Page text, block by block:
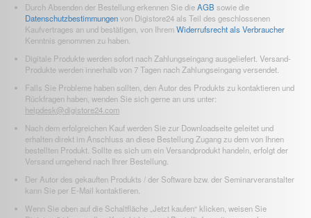
Durch Absenden der Bestellung erkennen Sie dieAGB sowie die
Datenschutzbestimmungenvon Digistore24 als Teil des geschlossenen
Kaufvertrages an und bestätigen, von IhremWiderrufsrecht als Verbraucher
Kenntnis genommen zu haben.
Digitale Produkte werden sofort nach Zahlungseingang ausgeliefert. Versand-
Produkte werden innerhalb von 7 Tagen nach Zahlungseingang versendet.
Falls Sie Probleme haben sollten, den Autor des Produkts zu kontaktieren und
Rückfragen haben, wenden Sie sich gerne an uns unter:
helpdesk@digistore24.com
Nach dem erfolgreichen Kauf werden Sie zur Downloadseite geleitet und
erhalten direkt im Anschluss an diese Bestellung Zugang zu dem von Ihnen
bestellten Produkt. Sollte es sich um ein Versandprodukt handeln, erfolgt der
Versand umgehend nach Ihrer Bestellung.
Der Autor des gekauften Produkts / der Software bzw. der Seminarveranstalter
kann Sie per E-Mail kontaktieren.
Wenn Sie oben auf die Schaltfläche „Jetzt kaufen“ klicken, weisen Sie